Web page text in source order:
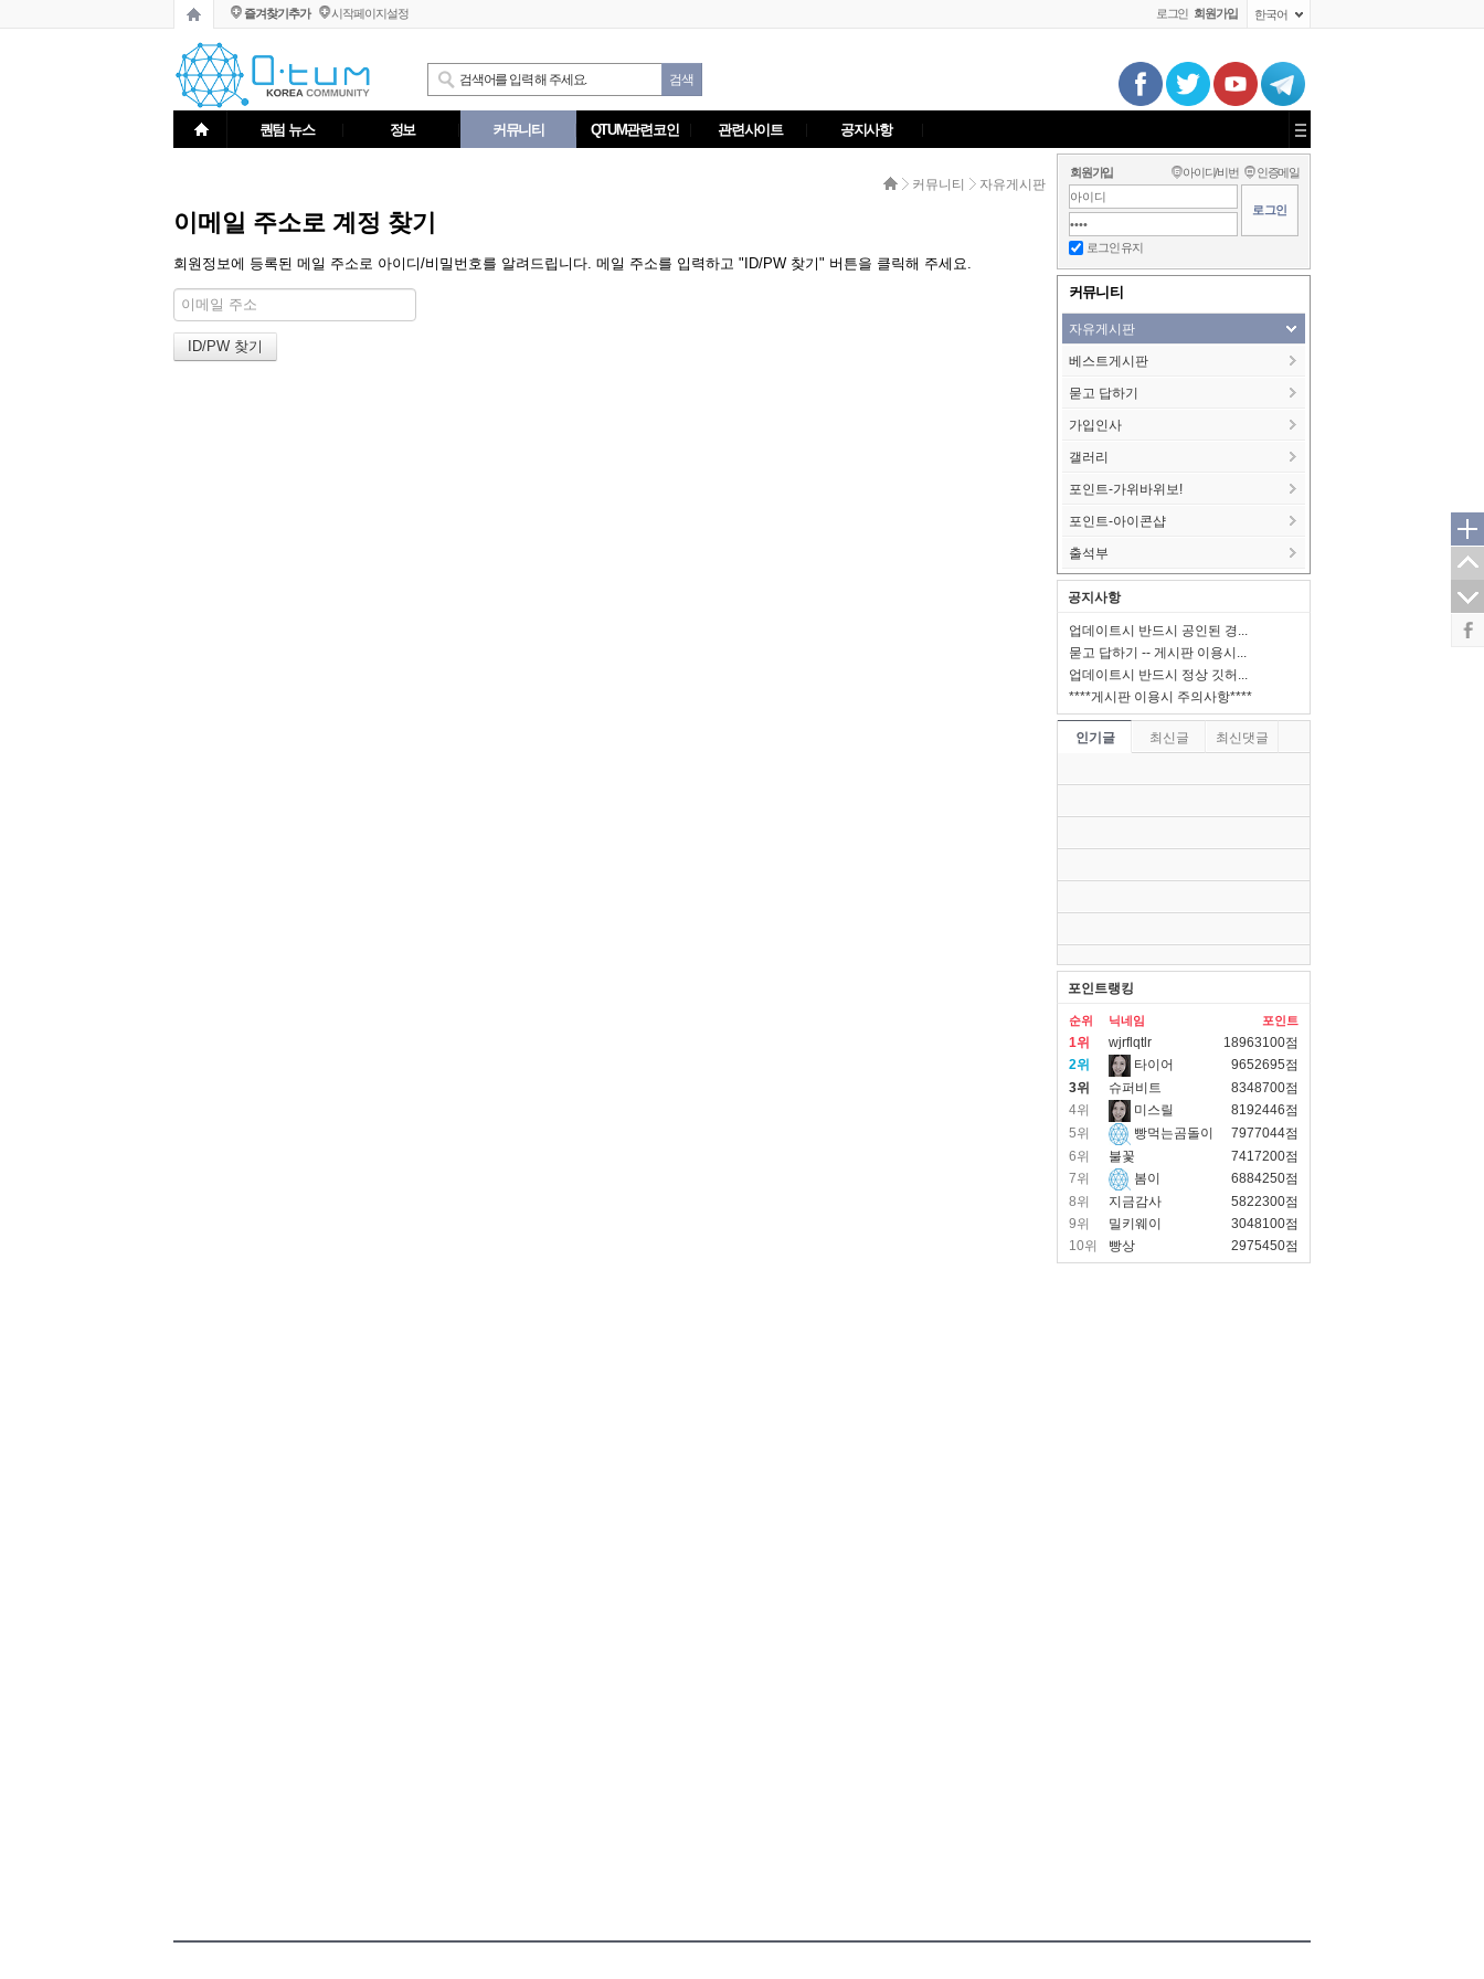
즐겨찾기추가 시작페이지설정 로그인 회원가입 한국어
퀀텀 뉴스 정보 커뮤니티 QTUM관련코인 관련사이트 공지사항
커뮤니티 자유게시판
이메일 주소로 계정 찾기
회원정보에 등록된 메일 주소로 아이디/비밀번호를 알려드립니다. 메일 주소를 입력하고 "ID/PW 찾기" 버튼을 클릭해 주세요.
회원가입 아이디/비번 인증메일
로그인 유지
커뮤니티
자유게시판
베스트게시판
묻고 답하기
가입인사
갤러리
포인트-가위바위보!
포인트-아이콘샵
출석부
공지사항
업데이트시 반드시 공인된 경...
묻고 답하기 -- 게시판 이용시...
업데이트시 반드시 정상 깃허...
****게시판 이용시 주의사항****
인기글 최신글 최신댓글
포인트랭킹
순위 닉네임 포인트
1위 wjrflqtlr
18963100점
2위
타이어
9652695점
3위
슈퍼비트
8348700점
4위
미스릴
8192446점
5위
빵먹는곰돌이
7977044점
6위
불꽃
7417200점
7위
봄이
6884250점
8위
지금감사
5822300점
9위
밀키웨이
3048100점
10위
빵상 2975450점